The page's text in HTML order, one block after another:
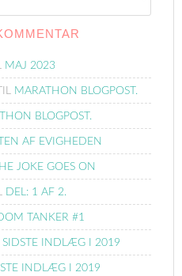
MAJ 2023
MARATHON BLOGPOST.
BLOGPOST.
AF EVIGHEDEN
JOKE GOES ON
DEL: 1 AF 2.
TANKER #1
SIDSTE INDLÆG I 2019
INDLÆG I 2019